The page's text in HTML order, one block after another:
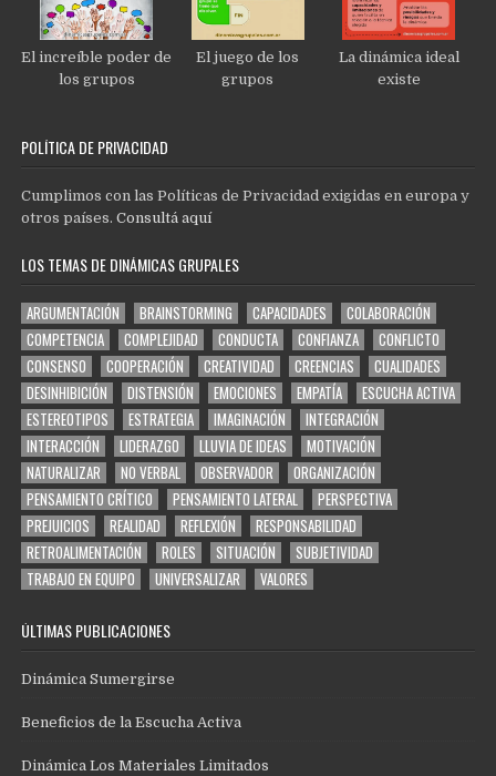
El increíble poder de
los grupos
El juego de los
grupos
La dinámica ideal
existe
POLÍTICA DE PRIVACIDAD
Cumplimos con las Políticas de Privacidad exigidas en europa y
otros países.Consultá aquí
LOS TEMAS DE DINÁMICAS GRUPALES
ARGUMENTACIÓN BRAINSTORMING CAPACIDADES
COLABORACIÓN
COMPETENCIA
COMPLEJIDAD CONDUCTA CONFIANZA
CONFLICTO
CONSENSO
COOPERACIÓN CREATIVIDAD CREENCIAS
CUALIDADES
DESINHIBICIÓN
DISTENSIÓN EMOCIONES EMPATÍA
ESCUCHA ACTIVA
ESTEREOTIPOS
ESTRATEGIA IMAGINACIÓN
INTEGRACIÓN
INTERACCIÓN
LIDERAZGO LLUVIA DE IDEAS
MOTIVACIÓN
NATURALIZAR
NO VERBAL OBSERVADOR
ORGANIZACIÓN
PENSAMIENTO CRÍTICO
PENSAMIENTO LATERAL
PERSPECTIVA
PREJUICIOS
REALIDAD REFLEXIÓN
RESPONSABILIDAD
RETROALIMENTACIÓN
ROLES SITUACIÓN
SUBJETIVIDAD
TRABAJO EN EQUIPO
UNIVERSALIZAR VALORES
ÚLTIMAS PUBLICACIONES
Dinámica Sumergirse
Beneficios de la Escucha Activa
Dinámica Los Materiales Limitados